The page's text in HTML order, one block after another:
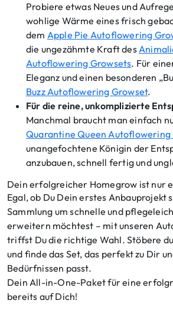
Probiere etwas Neues und
wohlige Wärme eines frisch
dem Apple Pie Autoflowering
die ungezähmte Kraft des
Autoflowering Growsets. Für
Eleganz und einen besonderen
Buzz Autoflowering Growset.
Für die reine, unkomplizierte
Manchmal braucht man einfach
Quarantine Queen Autoflowering
unangefochtene Königin der
anzubauen, schnell fertig und
Dein erfolgreicher Homegrow ist nur
Egal, ob Du Dein erstes Anbauprojekt
Sammlung um schnelle und
erweitern möchtest – mit unseren
triffst Du die richtige Wahl. Stöbere
und finde das Set, das perfekt zu Dir
Bedürfnissen passt.
Dein All-in-One-Paket für eine
bereits auf Dich!